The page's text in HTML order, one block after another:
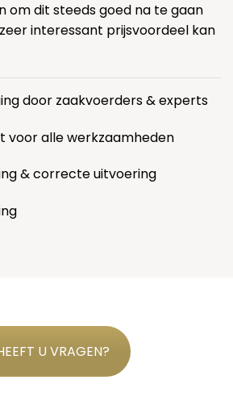
om dit steeds goed na te gaan
interessant prijsvoordeel kan
door zaakvoerders & experts
voor alle werkzaamheden
& correcte uitvoering
U VRAGEN?